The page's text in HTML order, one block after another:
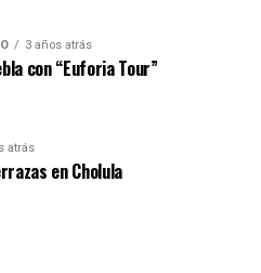
3 años atrás
con “Euforia Tour”
atrás
en Cholula